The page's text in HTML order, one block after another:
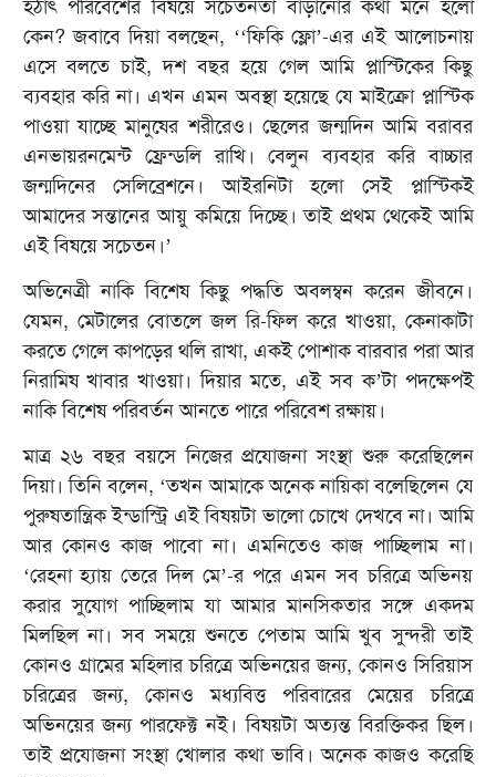
হঠাৎ পরিবেশের বিষয়ে সচেতনতা বাড়ানোর কথা মনে হলো
কেন? জবাবে দিয়া বলছেন, ‘‘ফিকি ফ্লো’-এর এই আলোচনায়
এসে বলতে চাই, দশ বছর হয়ে গেল আমি প্লাস্টিকের কিছু
ব্যবহার করি না। এখন এমন অবস্থা হয়েছে যে মাইক্রো প্লাস্টিক
পাওয়া যাচ্ছে মানুষের শরীরেও। ছেলের জন্মদিন আমি বরাবর
এনভায়রনমেন্ট ফ্রেন্ডলি রাখি। বেলুন ব্যবহার করি বাচ্চার
জন্মদিনের সেলিব্রেশনে। আইরনিটা হলো সেই প্লাস্টিকই
আমাদের সন্তানের আয়ু কমিয়ে দিচ্ছে। তাই প্রথম থেকেই আমি
এই বিষয়ে সচেতন।’
অভিনেত্রী নাকি বিশেষ কিছু পদ্ধতি অবলম্বন করেন জীবনে।
যেমন, মেটালের বোতলে জল রি-ফিল করে খাওয়া, কেনাকাটা
করতে গেলে কাপড়ের থলি রাখা, একই পোশাক বারবার পরা আর
নিরামিষ খাবার খাওয়া। দিয়ার মতে, এই সব ক’টা পদক্ষেপই
নাকি বিশেষ পরিবর্তন আনতে পারে পরিবেশ রক্ষায়।
মাত্র ২৬ বছর বয়সে নিজের প্রযোজনা সংস্থা শুরু করেছিলেন
দিয়া। তিনি বলেন, ‘তখন আমাকে অনেক নায়িকা বলেছিলেন যে
পুরুষতান্ত্রিক ইন্ডাস্ট্রি এই বিষয়টা ভালো চোখে দেখবে না। আমি
আর কোনও কাজ পাবো না। এমনিতেও কাজ পাচ্ছিলাম না।
‘রেহনা হ্যায় তেরে দিল মে’-র পরে এমন সব চরিত্রে অভিনয়
করার সুযোগ পাচ্ছিলাম যা আমার মানসিকতার সঙ্গে একদম
মিলছিল না। সব সময়ে শুনতে পেতাম আমি খুব সুন্দরী তাই
কোনও গ্রামের মহিলার চরিত্রে অভিনয়ের জন্য, কোনও সিরিয়াস
চরিত্রের জন্য, কোনও মধ্যবিত্ত পরিবারের মেয়ের চরিত্রে
অভিনয়ের জন্য পারফেক্ট নই। বিষয়টা অত্যন্ত বিরক্তিকর ছিল।
তাই প্রযোজনা সংস্থা খোলার কথা ভাবি। অনেক কাজও করেছি